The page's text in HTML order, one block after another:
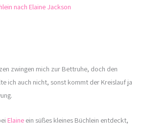
zwingen mich zur Bettruhe, doch den
ich auch nicht, sonst kommt der Kreislauf ja
Elaine ein süßes kleines Büchlein entdeckt,